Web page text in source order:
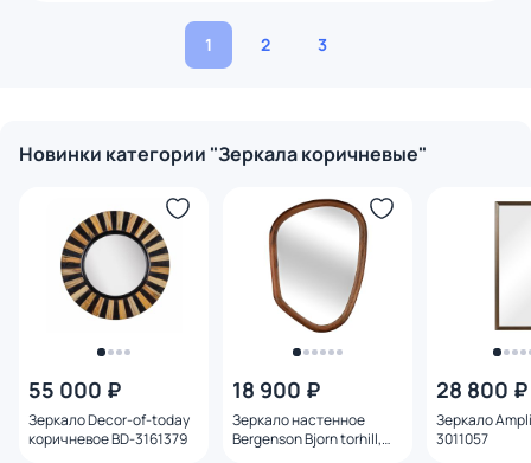
1 2 3
Новинки категории "Зеркала коричневые"
55 000 ₽
Зеркало Decor-of-today
коричневое BD-3161379
18 900 ₽
Зеркало настенное
Bergenson Bjorn torhill,
28 800 ₽
Зеркало
3011057